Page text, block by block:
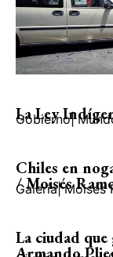
La Ley
Gobierno|
Chiles en
/ Moisés
Galería| Moisés
La ciudad